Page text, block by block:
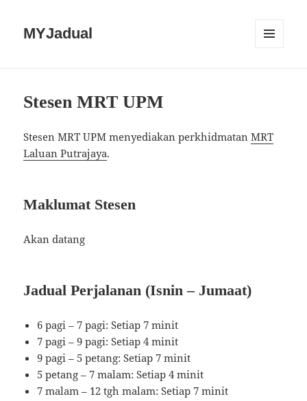
MYJadual
Stesen MRT UPM
Stesen MRT UPM menyediakan perkhidmatanMRT
Laluan Putrajaya.
Maklumat Stesen
Akan datang
Jadual Perjalanan (Isnin – Jumaat)
6 pagi – 7 pagi: Setiap 7 minit
7 pagi – 9 pagi: Setiap 4 minit
9 pagi – 5 petang: Setiap 7 minit
5 petang – 7 malam: Setiap 4 minit
7 malam – 12 tgh malam: Setiap 7 minit